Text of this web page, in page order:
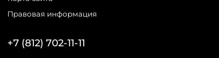
Правовая информация
+7 (812) 702-11-11